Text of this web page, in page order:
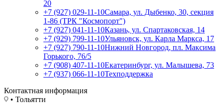
20
+7 (927) 029-11-10Самара, ул. Дыбенко, 30, секция
1-86 (ТРК "Космопорт")
+7 (927) 041-11-10Казань, ул. Спартаковская, 14
+7 (929) 799-11-10Ульяновск, ул. Карла Маркса, 17
+7 (927) 790-11-10Нижний Новгород, пл. Максима
Горького, 76/5
+7 (908) 407-11-10Екатеринбург, ул. Малышева, 73
+7 (937) 066-11-10Техподдержка
Контактная информация
• Тольятти